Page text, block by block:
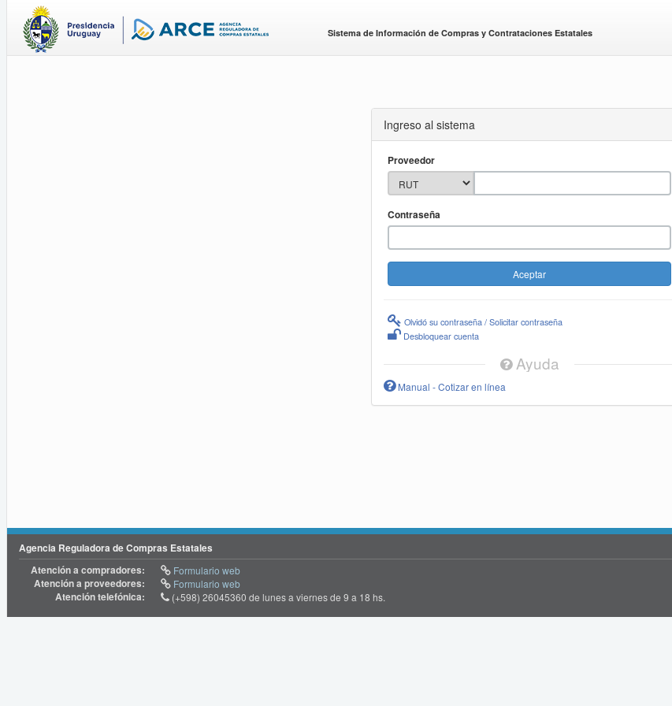
Sistema de Información de Compras y Contrataciones Estatales
Ingreso al sistema
Proveedor
Contraseña
Olvidó su contraseña / Solicitar contraseña
Desbloquear cuenta
Ayuda
Manual - Cotizar en línea
Agencia Reguladora de Compras Estatales
Atención a compradores:
Formulario web
Atención a proveedores: Formulario web
Atención telefónica: (+598) 26045360 de lunes a viernes de 9 a 18 hs.